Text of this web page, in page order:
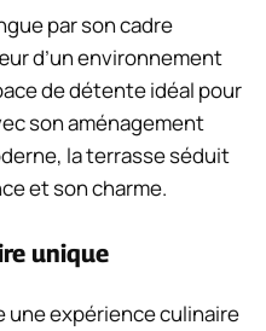
par son cadre
d’un environnement
de détente idéal pour
son aménagement
la terrasse séduit
et son charme.
unique
une expérience culinaire